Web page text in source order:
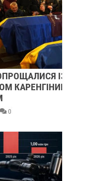
ОЛЕГОМ